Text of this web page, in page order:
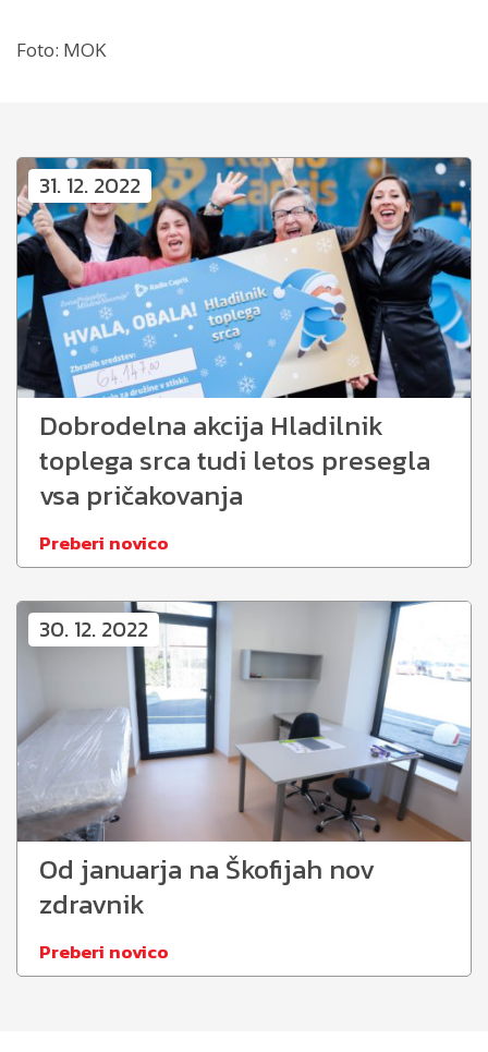
Foto: MOK
31. 12. 2022
Dobrodelna akcija Hladilnik
toplega srca tudi letos presegla
vsa pričakovanja
Preberi novico
30. 12. 2022
Od januarja na Škofijah nov
zdravnik
Preberi novico